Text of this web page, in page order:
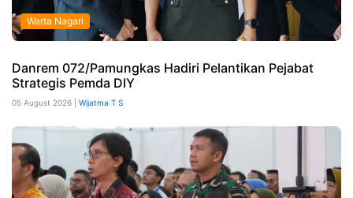
Warta Nagari
Danrem 072/Pamungkas Hadiri Pelantikan Pejabat
Strategis Pemda DIY
05 August 2026 | Wijatma T S